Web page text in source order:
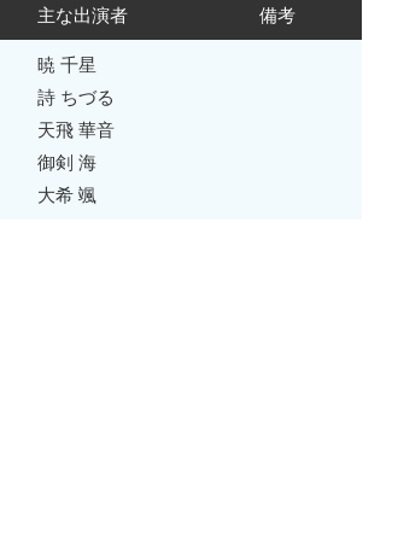
主な出演者 備考
暁 千星
詩 ちづる
天飛 華音
御剣 海
大希 颯